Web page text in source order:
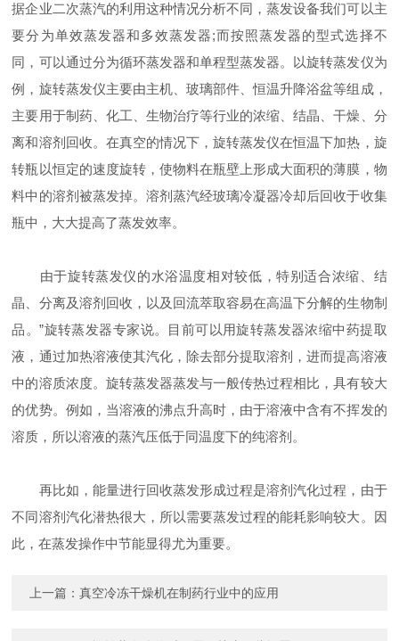
据企业二次蒸汽的利用这种情况分析不同，蒸发设备我们可以主
要分为单效蒸发器和多效蒸发器;而按照蒸发器的型式选择不
同，可以通过分为循环蒸发器和单程型蒸发器。以旋转蒸发仪为
例，旋转蒸发仪主要由主机、玻璃部件、恒温升降浴盆等组成，
主要用于制药、化工、生物治疗等行业的浓缩、结晶、干燥、分
离和溶剂回收。在真空的情况下，旋转蒸发仪在恒温下加热，旋
转瓶以恒定的速度旋转，使物料在瓶壁上形成大面积的薄膜，物
料中的溶剂被蒸发掉。溶剂蒸汽经玻璃冷凝器冷却后回收于收集
瓶中，大大提高了蒸发效率。
由于旋转蒸发仪的水浴温度相对较低，特别适合浓缩、结
晶、分离及溶剂回收，以及回流萃取容易在高温下分解的生物制
品。”旋转蒸发器专家说。目前可以用旋转蒸发器浓缩中药提取
液，通过加热溶液使其汽化，除去部分提取溶剂，进而提高溶液
中的溶质浓度。旋转蒸发器蒸发与一般传热过程相比，具有较大
的优势。例如，当溶液的沸点升高时，由于溶液中含有不挥发的
溶质，所以溶液的蒸汽压低于同温度下的纯溶剂。
再比如，能量进行回收蒸发形成过程是溶剂汽化过程，由于
不同溶剂汽化潜热很大，所以需要蒸发过程的能耗影响较大。因
此，在蒸发操作中节能显得尤为重要。
上一篇：真空冷冻干燥机在制药行业中的应用